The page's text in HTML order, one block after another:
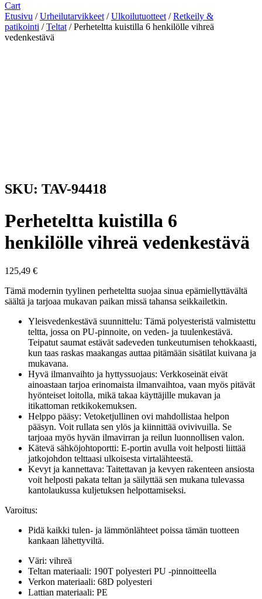
Cart
Etusivu /Urheilutarvikkeet /Ulkoilutuotteet /Retkeily &
patikointi /Teltat / Perheteltta kuistilla 6 henkilölle vihreä
vedenkestävä
SKU: TAV-94418
Perheteltta kuistilla 6
henkilölle vihreä vedenkestävä
125,49 €
Tämä modernin tyylinen perheteltta suojaa sinua epämiellyttävältä
säältä ja tarjoaa mukavan paikan missä tahansa seikkailetkin.
Yleisvedenkestävä suunnittelu: Tämä polyesteristä valmistettu
teltta, jossa on PU-pinnoite, on veden- ja tuulenkestävä.
Teipatut saumat estävät sadeveden tunkeutumisen tehokkaasti,
kun taas raskas maakangas auttaa pitämään sisätilat kuivana ja
mukavana.
Hyvä ilmanvaihto ja hyttyssuojaus: Verkkoseinät eivät
ainoastaan tarjoa erinomaista ilmanvaihtoa, vaan myös pitävät
hyönteiset loitolla, mikä takaa käyttäjille mukavan ja
itikattoman retkikokemuksen.
Helppo pääsy: Vetoketjullinen ovi mahdollistaa helpon
pääsyn. Voit rullata sen ylös ja kiinnittää ovivivuilla. Se
tarjoaa myös hyvän ilmavirran ja reilun luonnollisen valon.
Kätevä sähköjohtoportti: E-portin avulla voit helposti liittää
jatkojohdon telttaasi ulkoisesta virtalähteestä.
Kevyt ja kannettava: Taitettavan ja kevyen rakenteen ansiosta
voit helposti pakata teltan ja säilyttää sen mukana tulevassa
kantolaukussa kuljetuksen helpottamiseksi.
Varoitus:
Pidä kaikki tulen- ja lämmönlähteet poissa tämän tuotteen
kankaan lähettyviltä.
Väri: vihreä
Teltan materiaali: 190T polyesteri PU -pinnoitteella
Verkon materiaali: 68D polyesteri
Lattian materiaali: PE